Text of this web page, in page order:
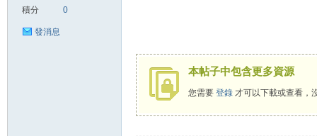
積分 0
發消息
本帖子中包含更多資源
您需要 登錄 才可以下載或查看，